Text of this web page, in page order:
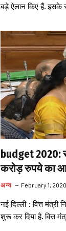
बड़े ऐलान किए हैं. इसके
budget 2020:
करोड़ रुपये का
अन्य February 1, 2020
नई दिल्ली : वित्त
शुरू कर दिया है. वित्त